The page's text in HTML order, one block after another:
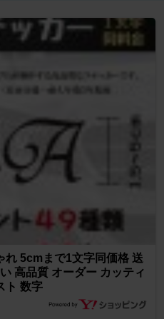
れ 5cmまで1文字同価格 送
高品質 オーダー カッティ
ト 数字